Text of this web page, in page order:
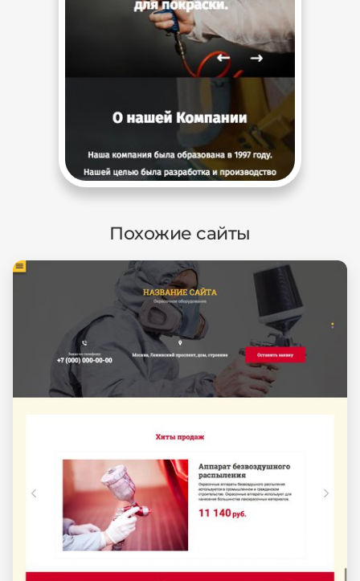
Похожие сайты